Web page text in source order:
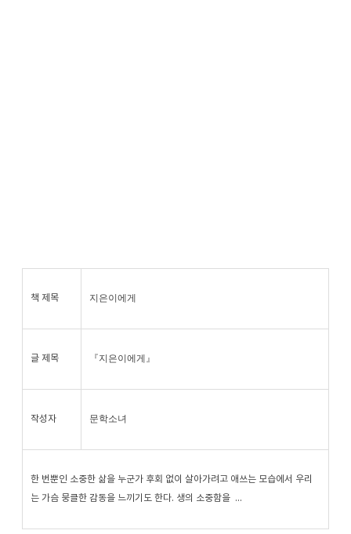
책 제목 지은이에게
글 제목 『지은이에게』
작성자 문학소녀
한 번뿐인 소중한 삶을 누군가 후회 없이 살아가려고 애쓰는 모습에서 우리
는 가슴 뭉클한 감동을 느끼기도 한다. 생의 소중함을 ...